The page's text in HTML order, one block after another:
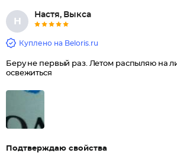
Н
Настя, Выкса
Куплено на Beloris.ru
Беру не первый раз. Летом распыляю на
освежиться
Подтверждаю свойства